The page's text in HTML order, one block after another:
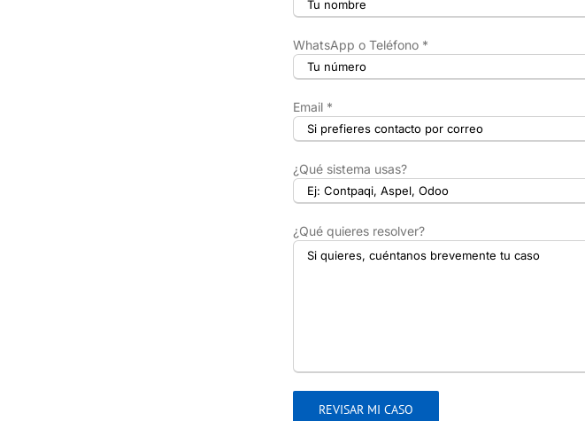
WhatsApp o Teléfono *
Email *
¿Qué sistema usas?
¿Qué quieres resolver?